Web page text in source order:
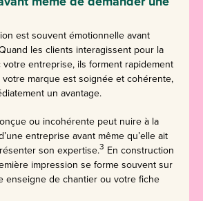
est souvent émotionnelle avant
les clients interagissent pour la
votre entreprise, ils forment rapidement
votre marque est soignée et cohérente,
un avantage.
ou incohérente peut nuire à la
entreprise avant même qu’elle ait
son expertise.3 En construction
impression se forme souvent sur
enseigne de chantier ou votre fiche